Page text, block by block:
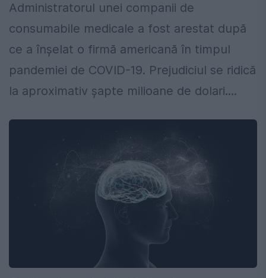
Administratorul unei companii de
consumabile medicale a fost arestat după
ce a înșelat o firmă americană în timpul
pandemiei de COVID-19. Prejudiciul se ridică
la aproximativ șapte milioane de dolari....